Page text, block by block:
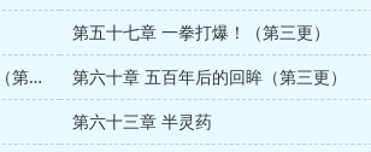
第五十七章 一拳打爆！（第三更）
第五十九章 今日之后，江北以先生为尊！（第二更）
第六十章 五百年后的回眸（第三更）
第六十三章 半灵药